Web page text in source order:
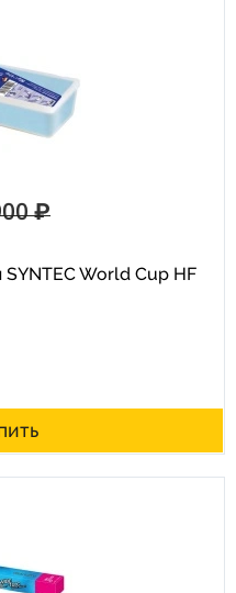
₽
World Cup HF